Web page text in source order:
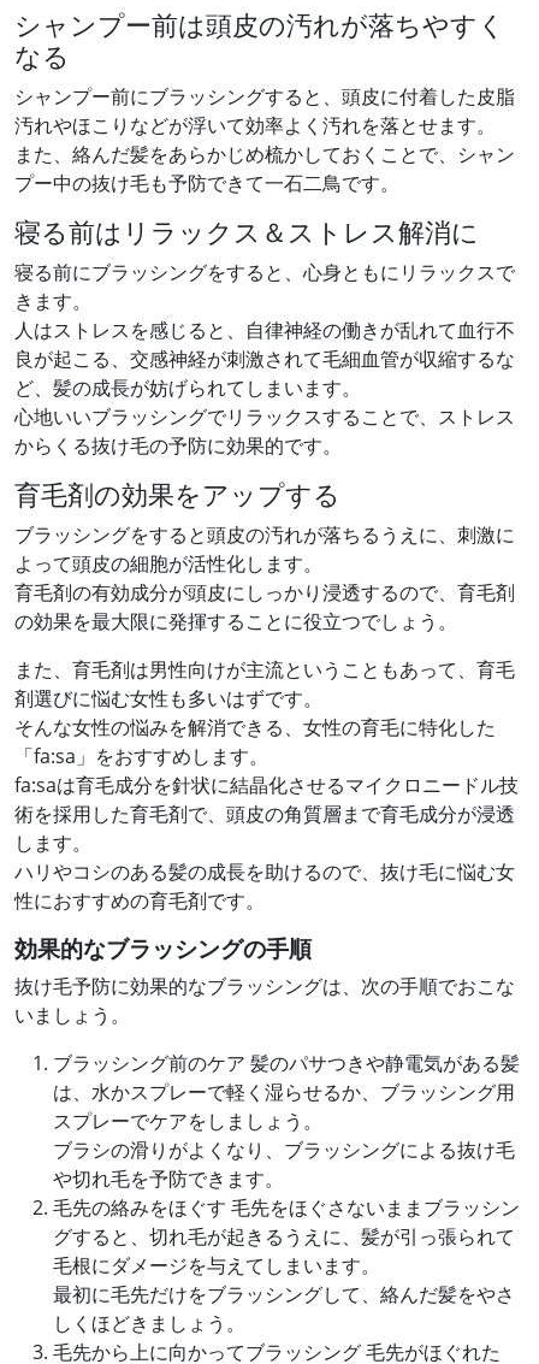
シャンプー前は頭皮の汚れが落ちやすく
なる
シャンプー前にブラッシングすると、頭皮に付着した皮脂
汚れやほこりなどが浮いて効率よく汚れを落とせます。
また、絡んだ髪をあらかじめ梳かしておくことで、シャン
プー中の抜け毛も予防できて一石二鳥です。
寝る前はリラックス＆ストレス解消に
寝る前にブラッシングをすると、心身ともにリラックスで
きます。
人はストレスを感じると、自律神経の働きが乱れて血行不
良が起こる、交感神経が刺激されて毛細血管が収縮するな
ど、髪の成長が妨げられてしまいます。
心地いいブラッシングでリラックスすることで、ストレス
からくる抜け毛の予防に効果的です。
育毛剤の効果をアップする
ブラッシングをすると頭皮の汚れが落ちるうえに、刺激に
よって頭皮の細胞が活性化します。
育毛剤の有効成分が頭皮にしっかり浸透するので、育毛剤
の効果を最大限に発揮することに役立つでしょう。
また、育毛剤は男性向けが主流ということもあって、育毛
剤選びに悩む女性も多いはずです。
そんな女性の悩みを解消できる、女性の育毛に特化した
「fa:sa」をおすすめします。
fa:saは育毛成分を針状に結晶化させるマイクロニードル技
術を採用した育毛剤で、頭皮の角質層まで育毛成分が浸透
します。
ハリやコシのある髪の成長を助けるので、抜け毛に悩む女
性におすすめの育毛剤です。
効果的なブラッシングの手順
抜け毛予防に効果的なブラッシングは、次の手順でおこな
いましょう。
ブラッシング前のケア 髪のパサつきや静電気がある髪
は、水かスプレーで軽く湿らせるか、ブラッシング用
スプレーでケアをしましょう。
ブラシの滑りがよくなり、ブラッシングによる抜け毛
や切れ毛を予防できます。
毛先の絡みをほぐす 毛先をほぐさないままブラッシン
グすると、切れ毛が起きるうえに、髪が引っ張られて
毛根にダメージを与えてしまいます。
最初に毛先だけをブラッシングして、絡んだ髪をやさ
しくほどきましょう。
毛先から上に向かってブラッシング毛先がほぐれた